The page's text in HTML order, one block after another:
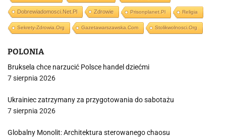
Dobrewiadomosci.net.pl Zdrowie Prisonplanet.pl Religia
Sekrety-Zdrowia.org Gazetawarszawska.com Stolikwolnosci.org
POLONIA
Bruksela chce narzucić Polsce handel dziećmi
7 sierpnia 2026
Ukrainiec zatrzymany za przygotowania do sabotażu
7 sierpnia 2026
Globalny Monolit: Architektura sterowanego chaosu